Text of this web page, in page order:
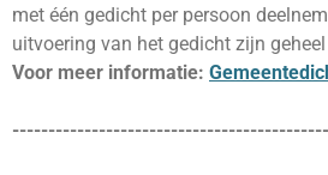
met één gedicht per persoon
uitvoering van het gedicht zijn
Voor meer informatie: